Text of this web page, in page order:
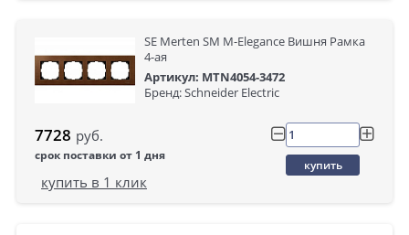
SE Merten SM M-Elegance Вишня Рамка
4-ая
Артикул: MTN4054-3472
Бренд: Schneider Electric
7728 руб.
срок поставки от 1 дня
купить
купить в 1 клик